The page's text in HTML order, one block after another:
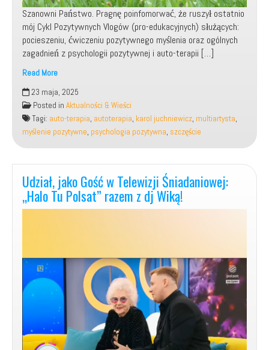
Szanowni Państwo. Pragnę poinfomorwać, że ruszył ostatnio
mój Cykl Pozytywnych Vlogów (pro-edukacyjnych) służących:
pocieszeniu, ćwiczeniu pozytywnego myślenia oraz ogólnych
zagadnień z psychologii pozytywnej i auto-terapii […]
Read More
Rusza
mój
Cykl
Pozytywnych
Vlogów
|
Auto-
Terapia
MyśleniePozytywne
23 maja, 2025
Posted in Aktualności & Wieści
Tagi: auto-terapia, autoterapia, karol juchniewicz, multiartysta,
myślenie pozytywne, psychologia pozytywna, szczęście
Udział, jako Gość w Telewizji Śniadaniowej:
„Halo Tu Polsat” razem z dj Wiką!